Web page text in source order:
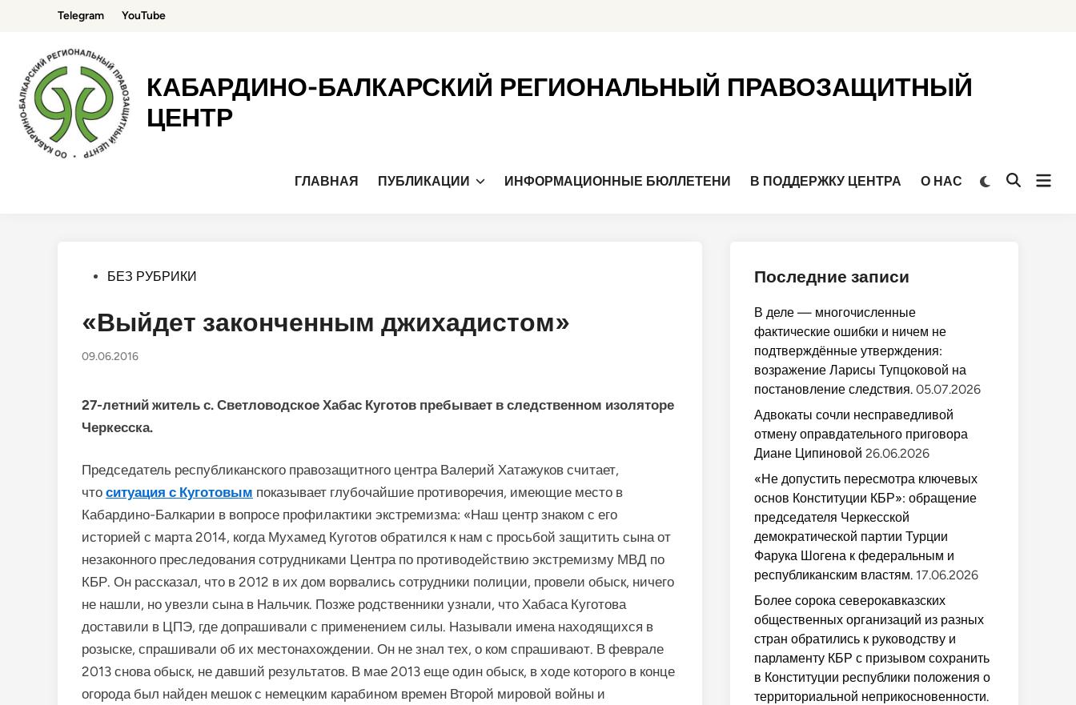
содержимому
Telegram YouTube
КАБАРДИНО-БАЛКАРСКИЙ РЕГИОНАЛЬНЫЙ ПРАВОЗАЩИТНЫЙ
ЦЕНТР
ГЛАВНАЯ ПУБЛИКАЦИИ ИНФОРМАЦИОННЫЕ БЮЛЛЕТЕНИ В ПОДДЕРЖКУ ЦЕНТРА О НАС
Переключить
Открыть
Опубликовано
БЕЗ РУБРИКИ
«Выйдет законченным джихадистом»
09.06.2016
27-летний житель с. Светловодское Хабас Куготов пребывает в следственном изоляторе
Черкесска.
Председатель республиканского правозащитного центра Валерий Хатажуков считает,
что ситуация с Куготовым показывает глубочайшие противоречия, имеющие место в
Кабардино-Балкарии в вопросе профилактики экстремизма: «Наш центр знаком с его
историей с марта 2014, когда Мухамед Куготов обратился к нам с просьбой защитить сына от
незаконного преследования сотрудниками Центра по противодействию экстремизму МВД по
КБР. Он рассказал, что в 2012 в их дом ворвались сотрудники полиции, провели обыск, ничего
не нашли, но увезли сына в Нальчик. Позже родственники узнали, что Хабаса Куготова
доставили в ЦПЭ, где допрашивали с применением силы. Называли имена находящихся в
розыске, спрашивали об их местонахождении. Он не знал тех, о ком спрашивают. В феврале
2013 снова обыск, не давший результатов. В мае 2013 еще один обыск, в ходе которого в конце
огорода был найден мешок с немецким карабином времен Второй мировой войны и
Последние записи
В деле — многочисленные
фактические ошибки и ничем не
подтверждённые утверждения:
возражение Ларисы Тупцоковой на
постановление следствия. 05.07.2026
Адвокаты сочли несправедливой
отмену оправдательного приговора
Диане Ципиновой 26.06.2026
«Не допустить пересмотра ключевых
основ Конституции КБР»: обращение
председателя Черкесской
демократической партии Турции
Фарука Шогена к федеральным и
республиканским властям. 17.06.2026
Более сорока северокавказских
общественных организаций из разных
стран обратились к руководству и
парламенту КБР с призывом сохранить
в Конституции республики положения о
территориальной неприкосновенности.